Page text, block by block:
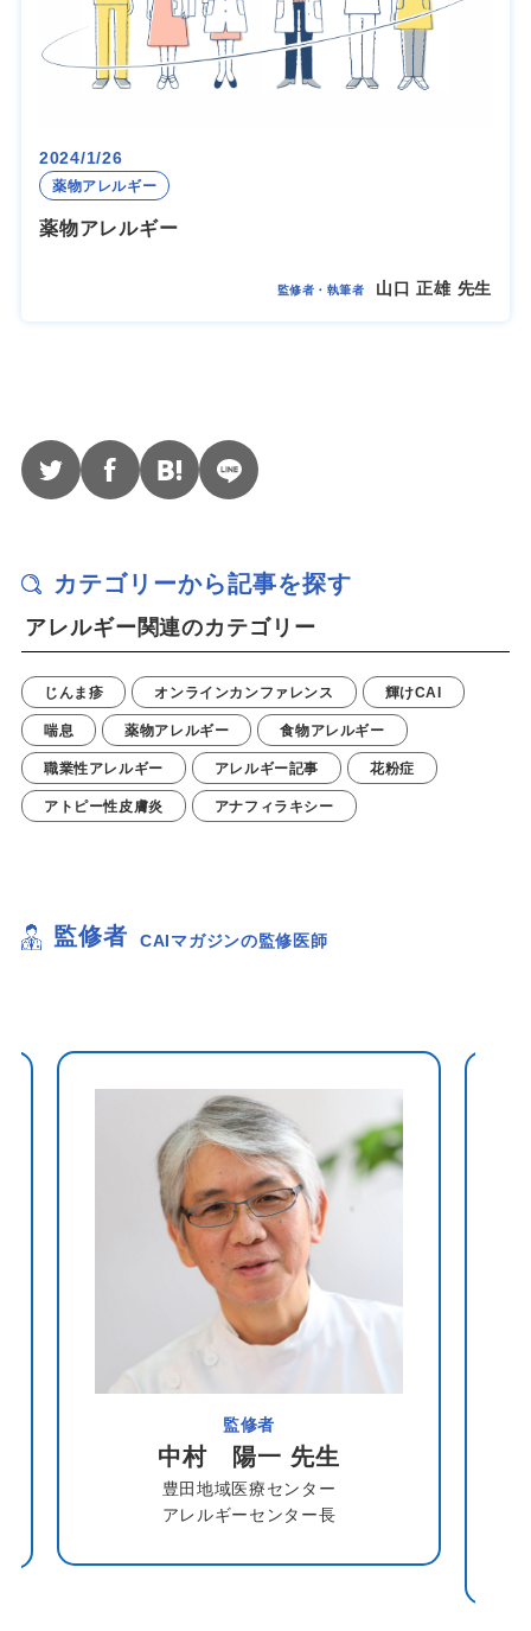
2024/1/26
薬物アレルギー
薬物アレルギー
監修者・執筆者 山口 正雄 先生
カテゴリーから記事を探す
アレルギー関連のカテゴリー
じんま疹 オンラインカンファレンス 輝けCAI
喘息 薬物アレルギー 食物アレルギー
職業性アレルギー アレルギー記事 花粉症
アトピー性皮膚炎 アナフィラキシー
監修者 CAIマガジンの監修医師
監修者
中村 陽一 先生
豊田地域医療センター
アレルギーセンター長